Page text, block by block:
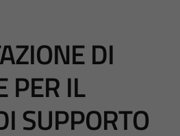
DI
PER IL
SUPPORTO